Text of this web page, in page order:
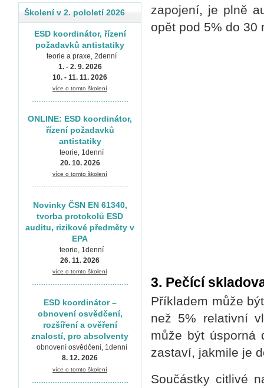
zapojení, je plně
opět pod 5% do 30
3. Pečící
Příkladem může
než 5% relativní
může být úsporná
zastaví, jakmile je
Součástky citlivé
Školení v 2. pololetí 2026
ESD koordinátor, řízení
požadavků antistatiky
teorie a praxe, 2denní
1. - 2. 9. 2026
10. - 11. 11. 2026
více o tomto školení
.......................................................
ONLINE: ESD koordinátor,
řízení požadavků
antistatiky
teorie, 1denní
20. 10. 2026
více o tomto školení
.......................................................
Novinky ČSN EN 61340,
tvorba protokolů ESD
auditu, rizikové předměty v
EPA
teorie, 1denní
26. 11. 2026
více o tomto školení
.......................................................
ESD koordinátor –
obnovení osvědčení,
rozšíření a ověření
znalostí, pro absolventy
obnovení osvědčení, 1denní
8. 12. 2026
více o tomto školení